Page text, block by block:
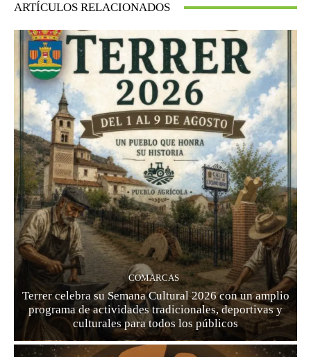
ARTÍCULOS RELACIONADOS
COMARCAS
Terrer celebra su Semana Cultural 2026 con un amplio
programa de actividades tradicionales, deportivas y
culturales para todos los públicos